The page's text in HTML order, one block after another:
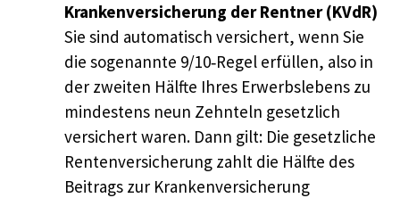
Krankenversicherung der Rentner (KVdR)
Sie sind automatisch versichert, wenn Sie
die sogenannte 9/10‑Regel erfüllen, also in
der zweiten Hälfte Ihres Erwerbslebens zu
mindestens neun Zehnteln gesetzlich
versichert waren. Dann gilt: Die gesetzliche
Rentenversicherung zahlt die Hälfte des
Beitrags zur Krankenversicherung